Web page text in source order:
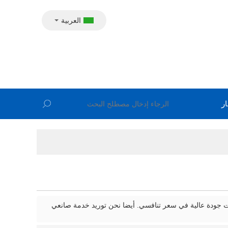
العربية
جودة عالية في سعر تنافسي. أيضا نحن توريد خدمة صانعي